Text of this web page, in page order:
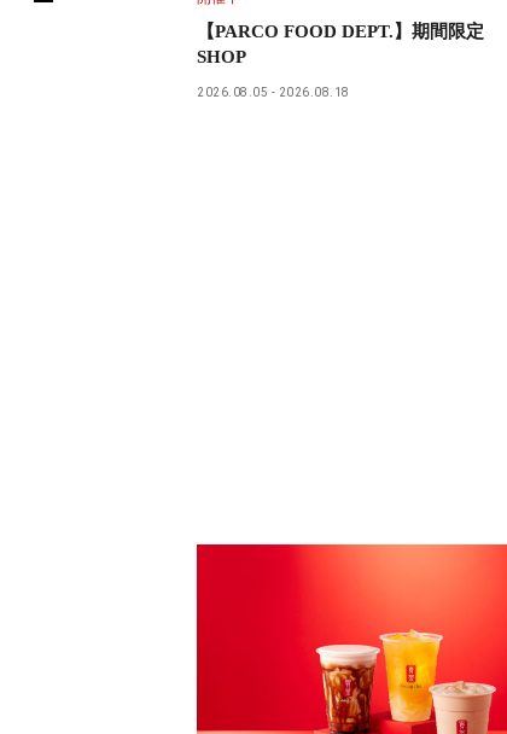
【PARCO FOOD DEPT.】期間限定
SHOP
2026.08.05 2026.08.18